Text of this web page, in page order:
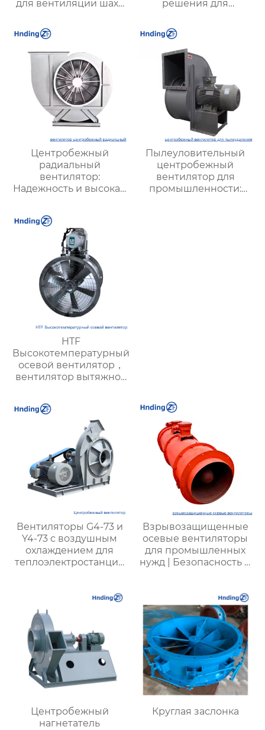
для вентиляции шахт
| Купить с доставкой
решения для
вентиляции и
безопасности
Центробежный
радиальный
вентилятор:
Надежность и высокая
для промышленной
вентиляции и
охлаждения
Пылеуловительный
центробежный
вентилятор для
промышленности:
HTF
Высокотемпературный
осевой вентилятор，
вентилятор вытяжной
энергоэффективный,
необходим для
пожарной вентиляции,
подходит для
современных
гражданских и
промышленных
объектов
Вентиляторы G4-73 и
Y4-73 с воздушным
охлаждением для
теплоэлектростанций
эффективность и
низкий уровень шума
Взрывозащищенные
осевые вентиляторы
для промышленных
нужд | Безопасность и
Центробежный
нагнетатель
Круглая заслонка